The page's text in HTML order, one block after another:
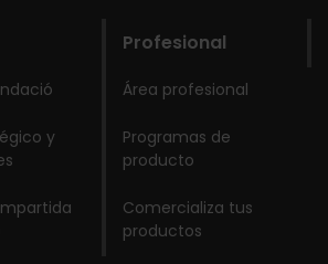
y
Profesional
Área profesional
Programas de
producto
Comercializa tus
productos